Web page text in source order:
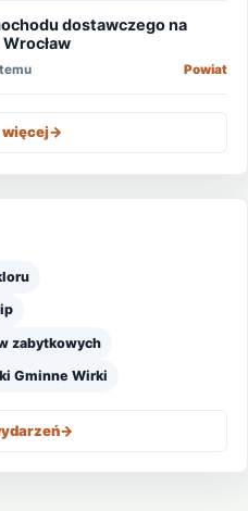
dostawczego na
Powiat
więcej->
zabytkowych
Gminne Wirki
->